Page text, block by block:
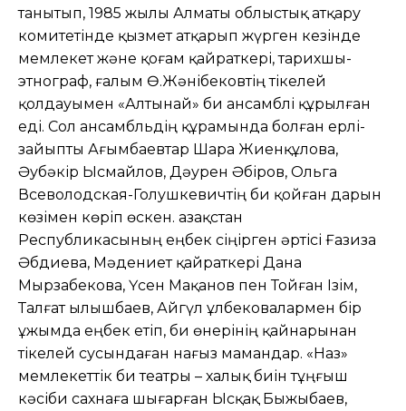
танытып, 1985 жылы Алматы облыстық атқару
комитетінде қызмет атқарып жүрген кезінде
мемлекет және қоғам қайраткері, тарихшы-
этнограф, ғалым Ө.Жәнібековтің тікелей
қолдауымен «Алтынай» би ансамблі құрылған
еді. Сол ансамбльдің құрамында болған ерлі-
зайыпты Ағымбаевтар Шара Жиенқұлова,
Әубәкір Ысмайлов, Дәурен Әбіров, Ольга
Всеволодская-Голушкевичтің би қойған дарын
көзімен көріп өскен. Қазақстан
Республикасының еңбек сіңірген әртісі Ғазиза
Әбдиева, Мәдениет қайраткері Дана
Мырзабекова, Үсен Мақанов пен Тойған Ізім,
Талғат Қылышбаев, Айгүл Құлбековалармен бір
ұжымда еңбек етіп, би өнерінің қайнарынан
тікелей сусындаған нағыз мамандар. «Наз»
мемлекеттік би театры – халық биін тұңғыш
кәсіби сахнаға шығарған Ысқақ Быжыбаев,